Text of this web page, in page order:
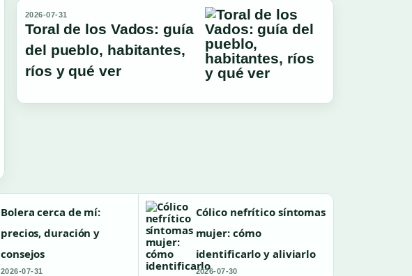
2026-07-31
Toral de los Vados: guía
del pueblo, habitantes,
ríos y qué ver
Bolera cerca de mí:
precios, duración y
consejos
2026-07-31
Cólico nefrítico síntomas
mujer: cómo
identificarlo y aliviarlo
2026-07-30